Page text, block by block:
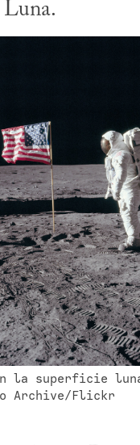
Luna.
la superficie
Archive/Flickr